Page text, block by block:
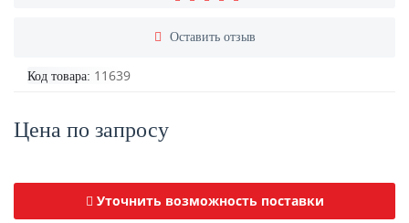
Оставить отзыв
Код товара: 11639
Цена по запросу
Уточнить возможность поставки